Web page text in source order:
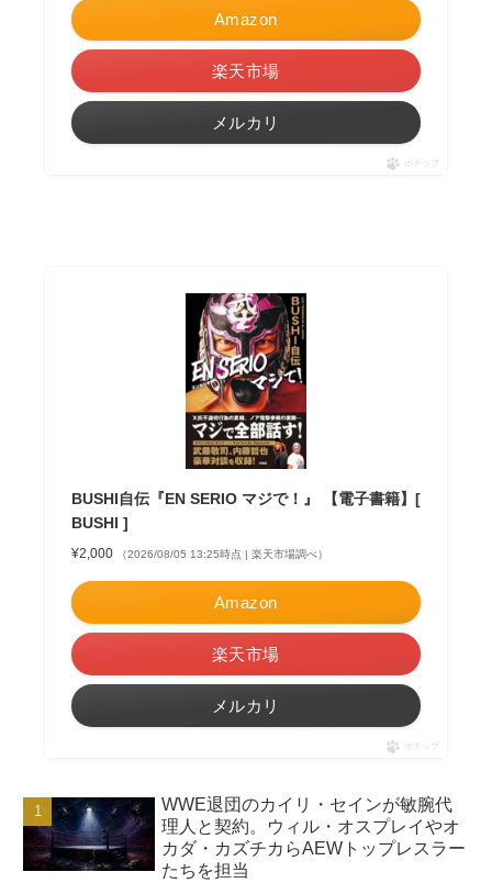
Amazon
楽天市場
メルカリ
ポチップ
BUSHI自伝『EN SERIO マジで！』 【電子書籍】[
BUSHI ]
¥2,000 （2026/08/05 13:25時点 | 楽天市場調べ）
Amazon
楽天市場
メルカリ
ポチップ
WWE退団のカイリ・セインが敏腕代
理人と契約。ウィル・オスプレイやオ
カダ・カズチカらAEWトップレスラー
たちを担当